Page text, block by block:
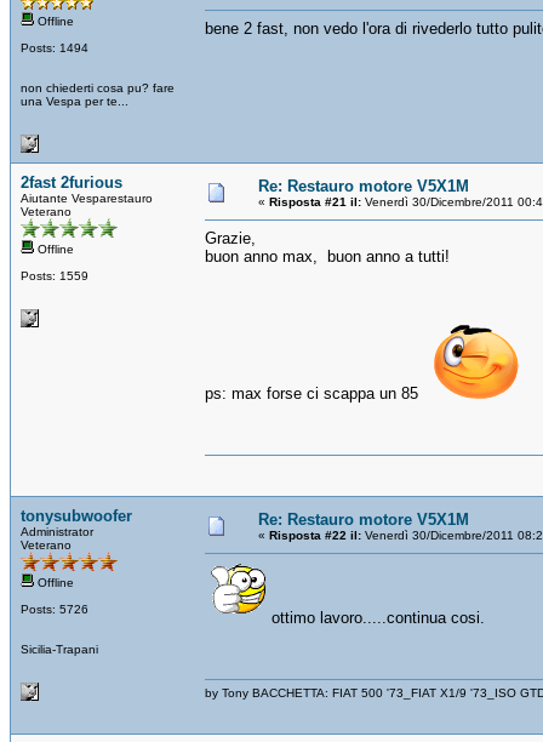
Offline
Posts: 1494
non chiederti cosa pu? fare
una Vespa per te...
bene 2 fast, non vedo l'ora di rivederlo tutto
2fast 2furious
Aiutante Vesparestauro
Veterano
Offline
Posts: 1559
Re: Restauro motore V5X1M
« Risposta #21 il: Venerdì 30/Dicembre/2011
Grazie,
buon anno max, buon anno a tutti!
ps: max forse ci scappa un 85
tonysubwoofer
Administrator
Veterano
Offline
Posts: 5726
Sicilia-Trapani
Re: Restauro motore V5X1M
« Risposta #22 il: Venerdì 30/Dicembre/2011
ottimo lavoro.....continua cosi.
by Tony BACCHETTA: FIAT 500 '73_FIAT X1/9 '73_ISO